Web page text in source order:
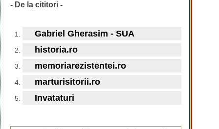
- De la cititori -
Gabriel Gherasim - SUA
historia.ro
memoriarezistentei.ro
marturisitorii.ro
Invataturi